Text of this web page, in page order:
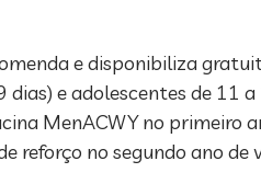
e disponibiliza
e adolescentes de 11
MenACWY no primeiro
reforço no segundo ano de